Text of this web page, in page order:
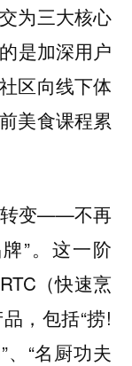
为三大核心
是加深用户
区向线下体
美食课程累
转变——不再
”。这一阶
（快速烹
，包括“捞!
、“名厨功夫